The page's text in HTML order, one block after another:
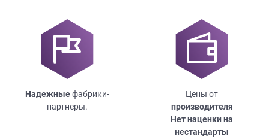
Надежныефабрики-
партнеры.
Цены от
производителя
Нет наценки на
нестандарты